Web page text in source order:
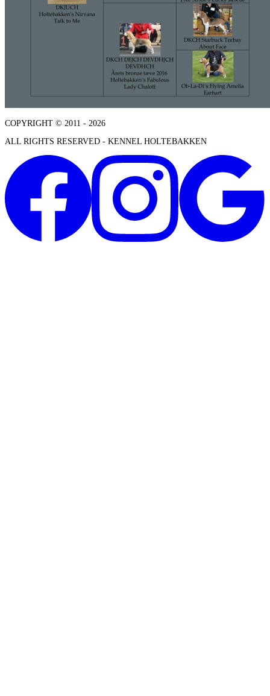
COPYRIGHT © 2011 - 2026
ALL RIGHTS RESERVED - KENNEL HOLTEBAKKEN